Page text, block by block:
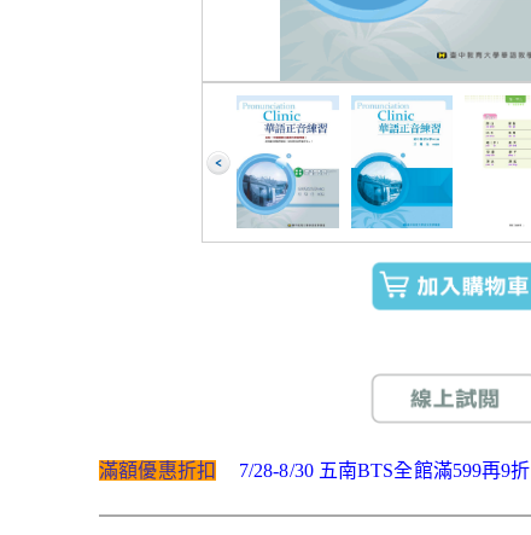
滿額優惠折扣 7/28-8/30 五南BTS全館滿599再9折